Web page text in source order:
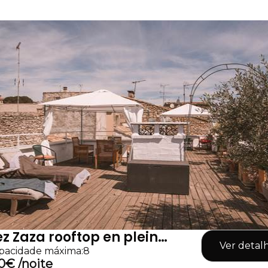
Zaza rooftop en plein
de Nîmes, garage
máxima:8
/noite
Ver